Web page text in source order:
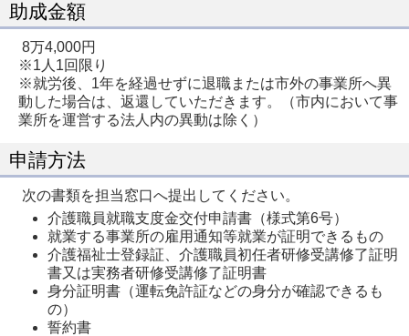
助成金額
8万4,000円
※1人1回限り
※就労後、1年を経過せずに退職または市外の事業所へ異
動した場合は、返還していただきます。（市内において事
業所を運営する法人内の異動は除く）
申請方法
次の書類を担当窓口へ提出してください。
介護職員就職支度金交付申請書（様式第6号）
就業する事業所の雇用通知等就業が証明できるもの
介護福祉士登録証、介護職員初任者研修受講修了証明
書又は実務者研修受講修了証明書
身分証明書（運転免許証などの身分が確認できるも
の）
誓約書